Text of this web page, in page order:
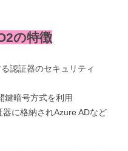
の特徴
認証器のセキュリティ
鍵暗号方式を利用
に格納されAzure ADなど